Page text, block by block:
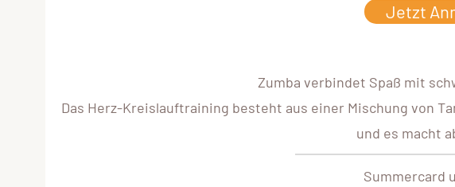
Jetzt
Zumba verbindet Spaß mit
Das Herz-Kreislauftraining besteht aus einer Mischung von
und es macht
Summercard